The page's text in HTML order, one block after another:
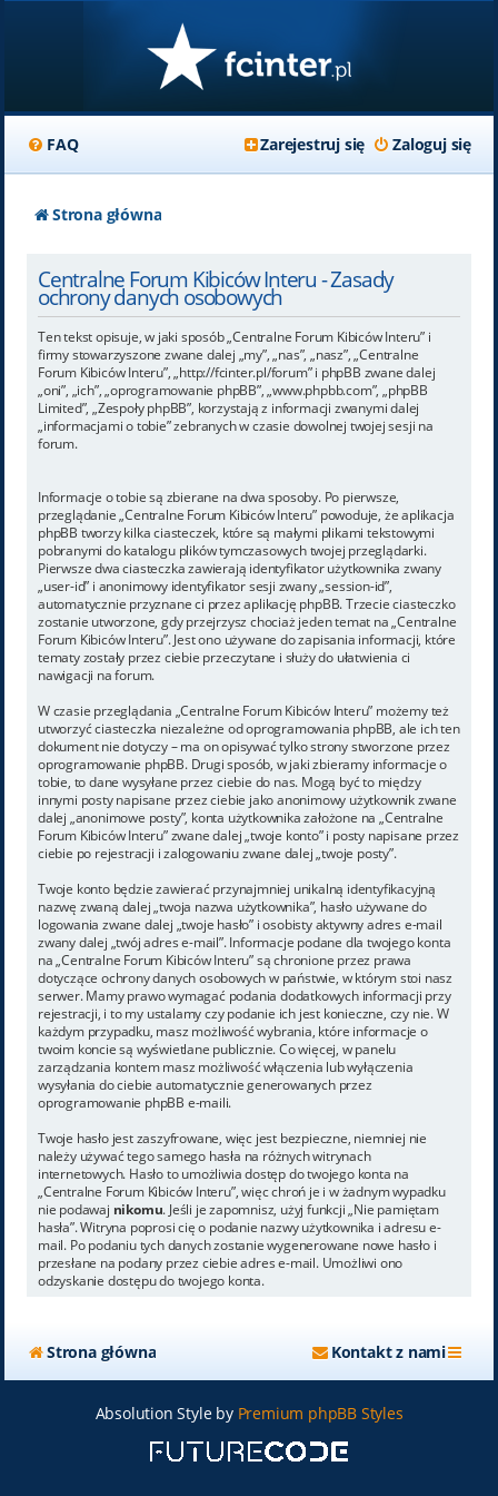
FAQ Zaloguj się
Zarejestruj się
Strona główna
Centralne Forum Kibiców Interu - Zasady
ochrony danych osobowych
Ten tekst opisuje, w jaki sposób „Centralne Forum Kibiców Interu” i
firmy stowarzyszone zwane dalej „my”, „nas”, „nasz”, „Centralne
Forum Kibiców Interu”, „http://fcinter.pl/forum” i phpBB zwane dalej
„oni”, „ich”, „oprogramowanie phpBB”, „www.phpbb.com”, „phpBB
Limited”, „Zespoły phpBB”, korzystają z informacji zwanymi dalej
„informacjami o tobie” zebranych w czasie dowolnej twojej sesji na
forum.
Informacje o tobie są zbierane na dwa sposoby. Po pierwsze,
przeglądanie „Centralne Forum Kibiców Interu” powoduje, że aplikacja
phpBB tworzy kilka ciasteczek, które są małymi plikami tekstowymi
pobranymi do katalogu plików tymczasowych twojej przeglądarki.
Pierwsze dwa ciasteczka zawierają identyfikator użytkownika zwany
„user-id” i anonimowy identyfikator sesji zwany „session-id”,
automatycznie przyznane ci przez aplikację phpBB. Trzecie ciasteczko
zostanie utworzone, gdy przejrzysz chociaż jeden temat na „Centralne
Forum Kibiców Interu”. Jest ono używane do zapisania informacji, które
tematy zostały przez ciebie przeczytane i służy do ułatwienia ci
nawigacji na forum.
W czasie przeglądania „Centralne Forum Kibiców Interu” możemy też
utworzyć ciasteczka niezależne od oprogramowania phpBB, ale ich ten
dokument nie dotyczy – ma on opisywać tylko strony stworzone przez
oprogramowanie phpBB. Drugi sposób, w jaki zbieramy informacje o
tobie, to dane wysyłane przez ciebie do nas. Mogą być to między
innymi posty napisane przez ciebie jako anonimowy użytkownik zwane
dalej „anonimowe posty”, konta użytkownika założone na „Centralne
Forum Kibiców Interu” zwane dalej „twoje konto” i posty napisane przez
ciebie po rejestracji i zalogowaniu zwane dalej „twoje posty”.
Twoje konto będzie zawierać przynajmniej unikalną identyfikacyjną
nazwę zwaną dalej „twoja nazwa użytkownika”, hasło używane do
logowania zwane dalej „twoje hasło” i osobisty aktywny adres e-mail
zwany dalej „twój adres e-mail”. Informacje podane dla twojego konta
na „Centralne Forum Kibiców Interu” są chronione przez prawa
dotyczące ochrony danych osobowych w państwie, w którym stoi nasz
serwer. Mamy prawo wymagać podania dodatkowych informacji przy
rejestracji, i to my ustalamy czy podanie ich jest konieczne, czy nie. W
każdym przypadku, masz możliwość wybrania, które informacje o
twoim koncie są wyświetlane publicznie. Co więcej, w panelu
zarządzania kontem masz możliwość włączenia lub wyłączenia
wysyłania do ciebie automatycznie generowanych przez
oprogramowanie phpBB e-maili.
Twoje hasło jest zaszyfrowane, więc jest bezpieczne, niemniej nie
należy używać tego samego hasła na różnych witrynach
internetowych. Hasło to umożliwia dostęp do twojego konta na
„Centralne Forum Kibiców Interu”, więc chroń je i w żadnym wypadku
nie podawaj nikomu. Jeśli je zapomnisz, użyj funkcji „Nie pamiętam
hasła”. Witryna poprosi cię o podanie nazwy użytkownika i adresu e-
mail. Po podaniu tych danych zostanie wygenerowane nowe hasło i
przesłane na podany przez ciebie adres e-mail. Umożliwi ono
odzyskanie dostępu do twojego konta.
Strona główna Kontakt z nami
Absolution Style by Premium phpBB Styles